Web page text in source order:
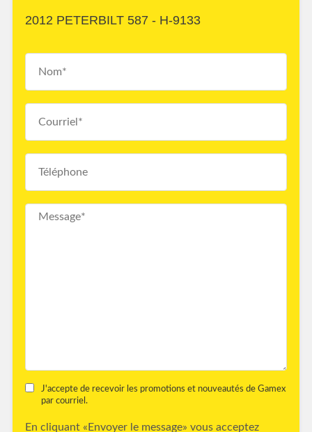
2012 PETERBILT 587 - H-9133
J'accepte de recevoir les promotions et nouveautés de Gamex
par courriel.
En cliquant «Envoyer le message» vous acceptez